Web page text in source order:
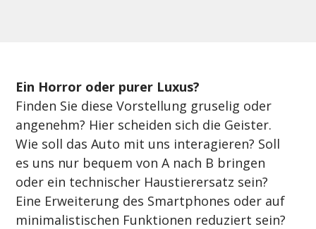
Ein Horror oder purer Luxus?
Finden Sie diese Vorstellung gruselig oder
angenehm? Hier scheiden sich die Geister.
Wie soll das Auto mit uns interagieren? Soll
es uns nur bequem von A nach B bringen
oder ein technischer Haustierersatz sein?
Eine Erweiterung des Smartphones oder auf
minimalistischen Funktionen reduziert sein?